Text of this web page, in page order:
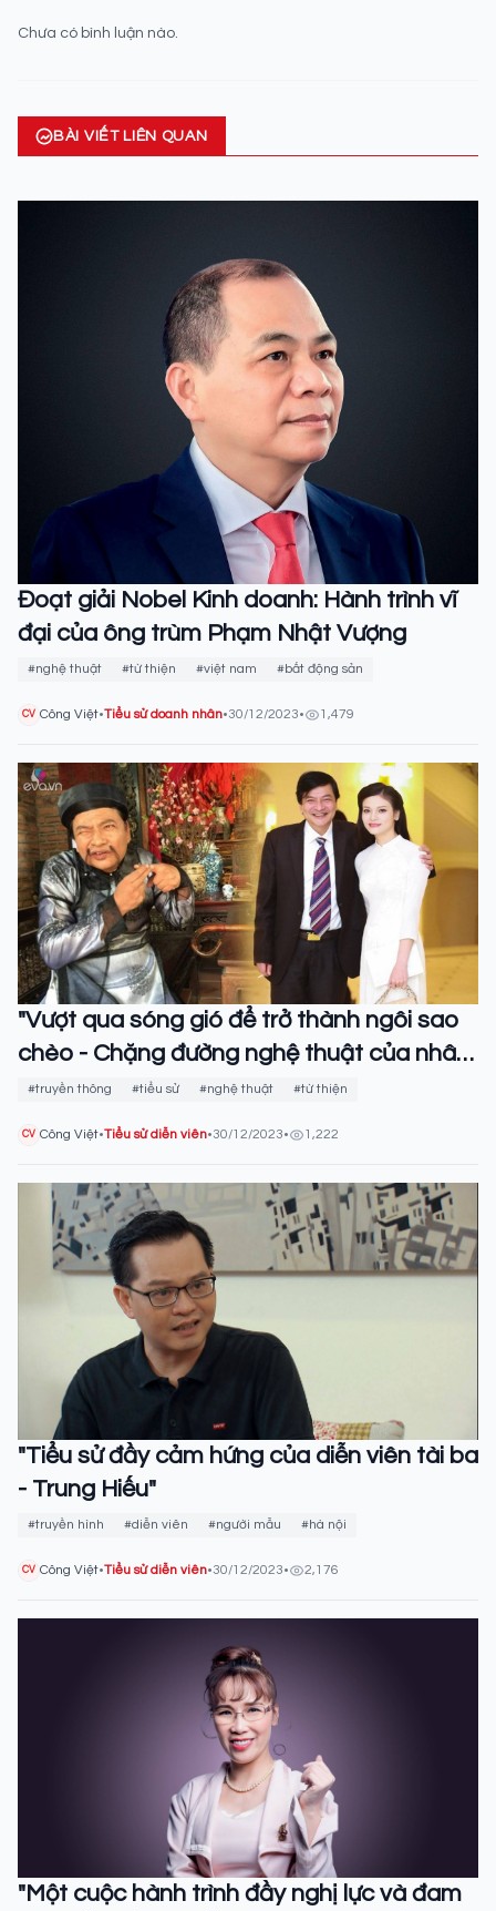
Chưa có bình luận nào.
BÀI VIẾT LIÊN QUAN
Đoạt giải Nobel Kinh doanh: Hành trình vĩ
đại của ông trùm Phạm Nhật Vượng
#nghệ thuật #từ thiện #việt nam #bất động sản
CV Công Việt•Tiểu sử doanh nhân•30/12/2023• 1,479
"Vượt qua sóng gió để trở thành ngôi sao
chèo - Chặng đường nghệ thuật của nhân
vật Quốc Anh"
#truyền thông #tiểu sử #nghệ thuật #từ thiện
CV Công Việt•Tiểu sử diễn viên•30/12/2023• 1,222
"Tiểu sử đầy cảm hứng của diễn viên tài ba
- Trung Hiếu"
#truyền hình #diễn viên #người mẫu #hà nội
CV Công Việt•Tiểu sử diễn viên•30/12/2023• 2,176
"Một cuộc hành trình đầy nghị lực và đam